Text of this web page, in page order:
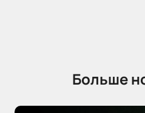
Больше